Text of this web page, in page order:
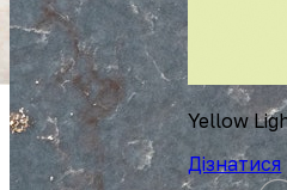
Yellow
Дізнатися